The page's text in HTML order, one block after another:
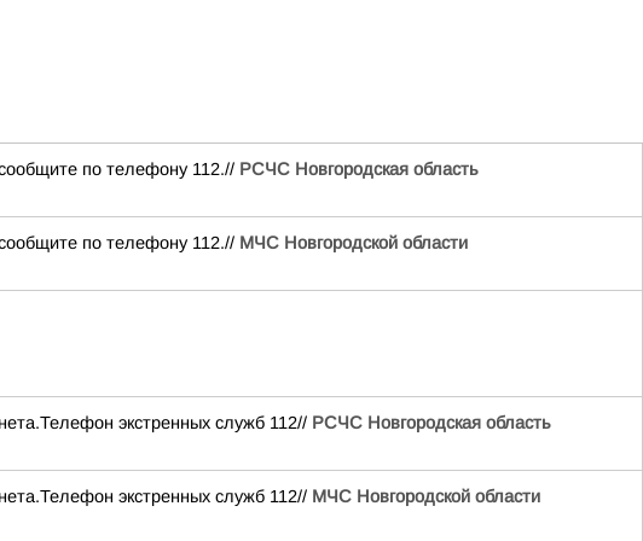
по телефону 112.// РСЧС Новгородская область
по телефону 112.// МЧС Новгородской области
экстренных служб 112// РСЧС Новгородская область
экстренных служб 112// МЧС Новгородской области